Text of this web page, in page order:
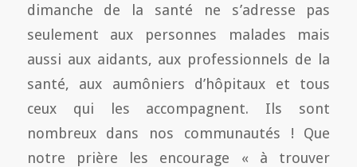
dimanche de la santé ne s’adresse pas
seulement aux personnes malades mais
aussi aux aidants, aux professionnels de la
santé, aux aumôniers d’hôpitaux et tous
ceux qui les accompagnent. Ils sont
nombreux dans nos communautés ! Que
notre prière les encourage « à trouver